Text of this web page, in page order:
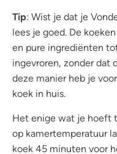
Tip: Wist je dat je
lees je goed. De
en pure ingrediënten
ingevroren, zonder dat
deze manier heb je
koek in huis.
Het enige wat je hoeft
op kamertemperatuur
koek 45 minuten voor